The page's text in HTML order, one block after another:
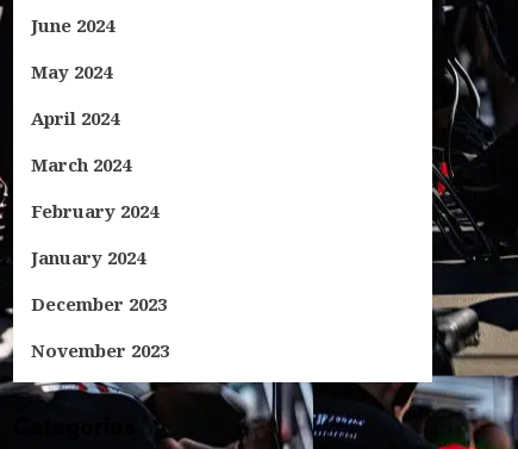
June 2024
May 2024
April 2024
March 2024
February 2024
January 2024
December 2023
November 2023